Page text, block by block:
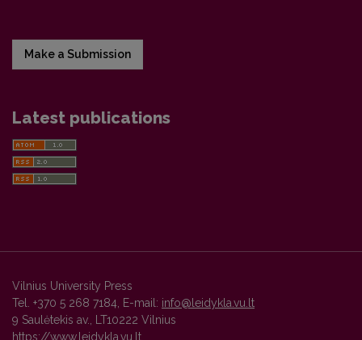
Make a Submission
Latest publications
Vilnius University Press
Tel. +370 5 268 7184, E-mail: info@leidykla.vu.lt
9 Saulėtekis av., LT10222 Vilnius
https://www.leidykla.vu.lt